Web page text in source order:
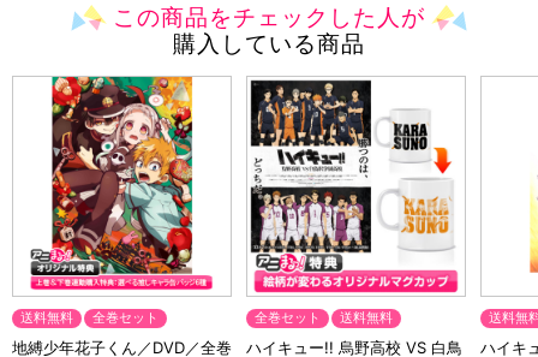
この商品をチェックした人が
購入している商品
送料無料 全巻セット
地縛少年花子くん／DVD／全巻
全巻セット 送料無料
ハイキュー!! 烏野高校 VS 白鳥
送料無
ハイキ